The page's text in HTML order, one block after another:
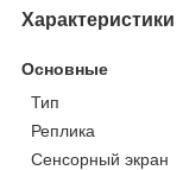
Характеристики
Основные
Тип
Реплика
Сенсорный экран